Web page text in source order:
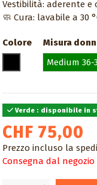
Vestibilità: aderente e
🧼 Cura: lavabile a 30
Colore
Misura
Medium 36-
Verde : disponibile in
CHF 75,00
Prezzo incluso la
Consegna dal